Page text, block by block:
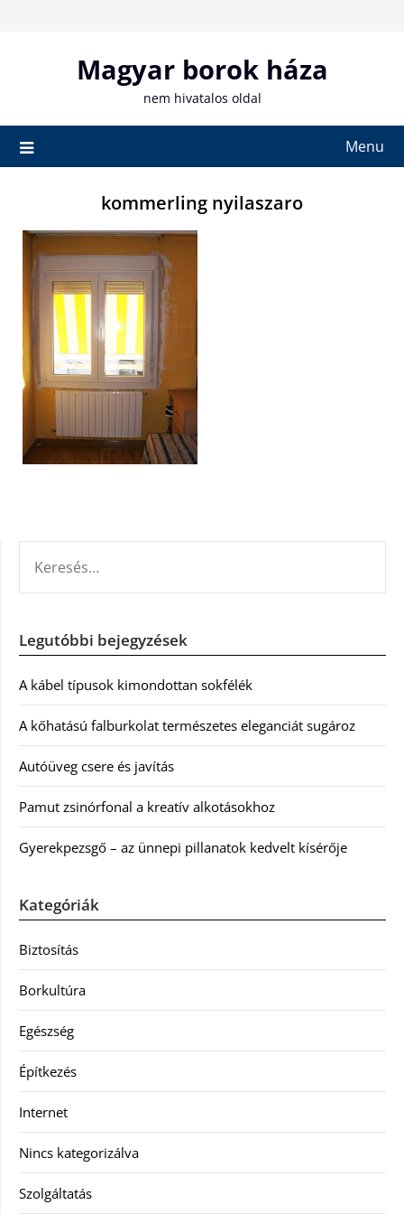
Magyar borok háza
nem hivatalos oldal
Menu
kommerling nyilaszaro
Legutóbbi bejegyzések
A kábel típusok kimondottan sokfélék
A kőhatású falburkolat természetes eleganciát sugároz
Autóüveg csere és javítás
Pamut zsinórfonal a kreatív alkotásokhoz
Gyerekpezsgő – az ünnepi pillanatok kedvelt kísérője
Kategóriák
Biztosítás
Borkultúra
Egészség
Építkezés
Internet
Nincs kategorizálva
Szolgáltatás